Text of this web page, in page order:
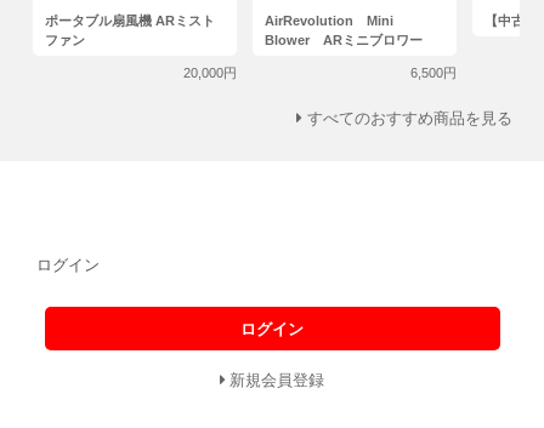
ポータブル扇風機 ARミスト
ファン
20,000円
AirRevolution Mini
Blower ARミニブロワー
6,500円
【中古
すべてのおすすめ商品を見る
ログイン
ログイン
新規会員登録